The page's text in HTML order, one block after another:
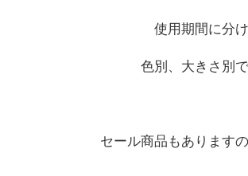
使用期間に分
色別、大きさ別
セール商品もあります